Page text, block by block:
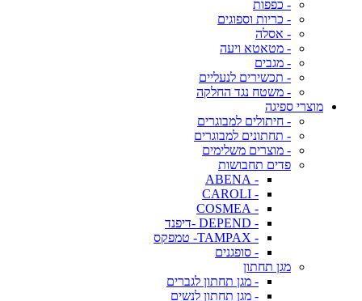
- כפפות
- כריות וספוגים
- אסלה
- מטאטא ויעה
- מגבים
- תכשירים לנעליים
- משטח נגד החלקה
מוצרי ספיגה
- חיתולים למבוגרים
- תחתונים למבוגרים
- מוצרים משלימים
פדים תחבושות
- ABENA
- CAROLI
- COSMEA
- DEPEND -דיפנד
- TAMPAX- טמפקס
- סופגנים
מגן תחתון
- מגן תחתון לגברים
- מגן תחתון לנשים